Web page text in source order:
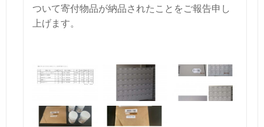
ついて寄付物品が納品されたことをご報告申し
上げます。